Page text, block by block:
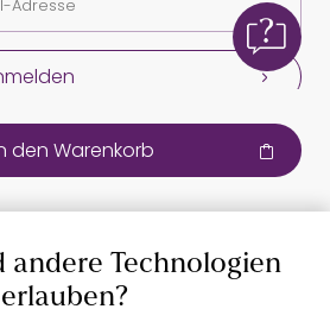
den Warenkorb
andere Technologien
erlauben?